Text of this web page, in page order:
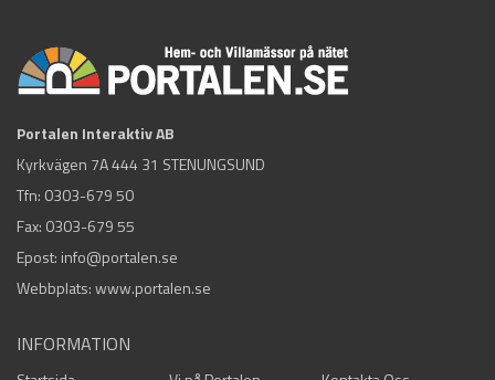
Portalen Interaktiv AB
Kyrkvägen 7A 444 31 STENUNGSUND
Tfn: 0303-679 50
Fax: 0303-679 55
Epost: info@portalen.se
Webbplats: www.portalen.se
INFORMATION